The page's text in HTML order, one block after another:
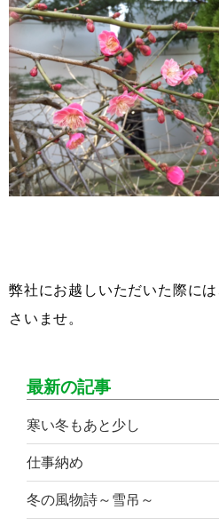
弊社にお越しいただいた際に
さいませ。
最新の記事
寒い冬もあと少し
仕事納め
冬の風物詩～雪吊～